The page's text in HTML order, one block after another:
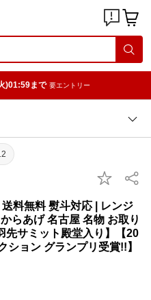
)01:59まで 要エントリー
料無料 熨斗対応 | レンジ
らあげ 名古屋 名物 お取り
先サミット殿堂入り】【20
ション グランプリ受賞!!】